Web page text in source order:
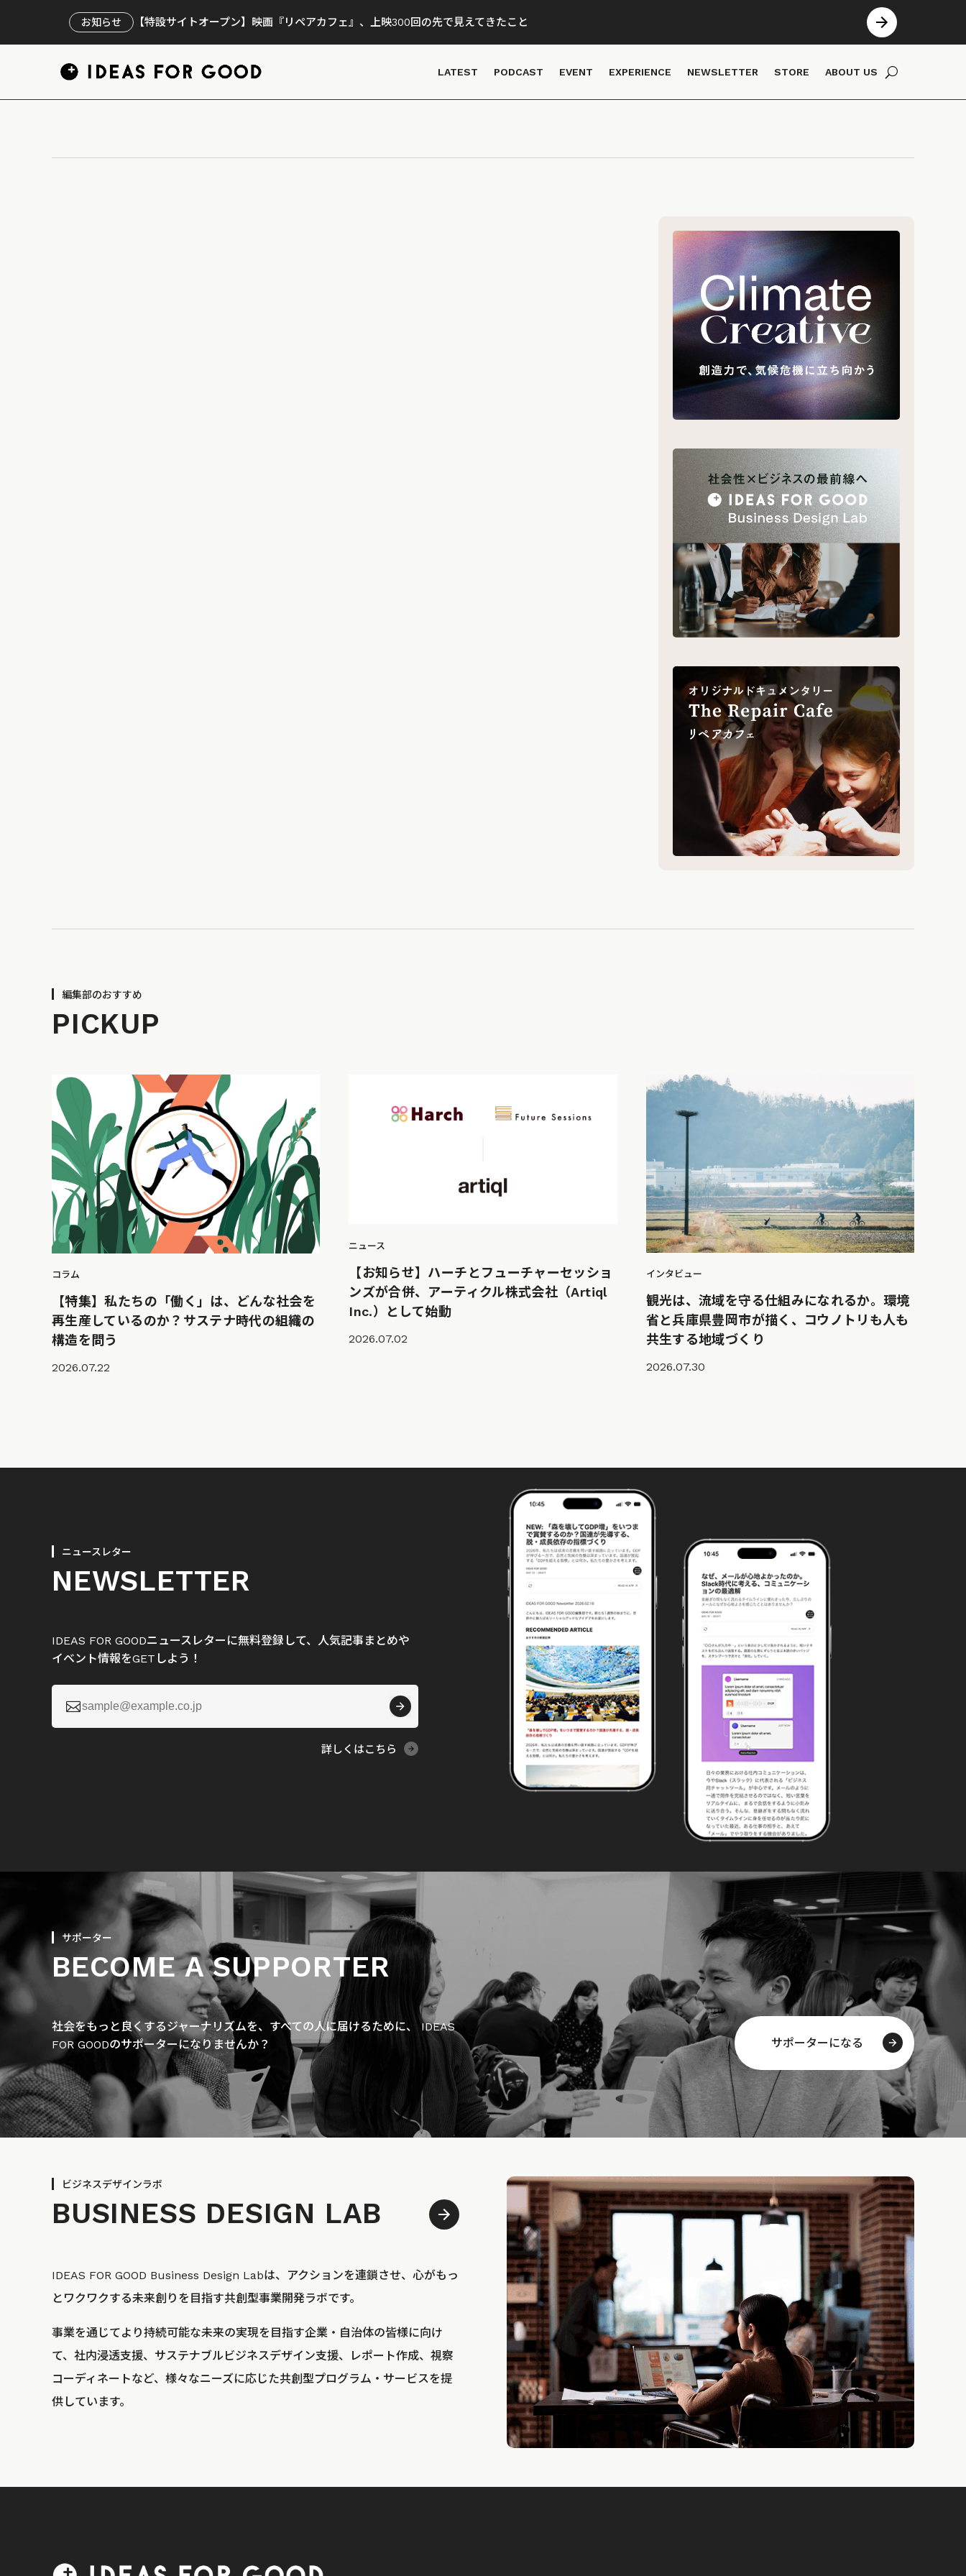
お知らせ 【特設サイトオープン】映画『リペアカフェ』、上映300回の先で見えてきたこと
LATEST PODCAST EVENT EXPERIENCE NEWSLETTER STORE ABOUT US
編集部のおすすめ
PICKUP
コラム
【特集】私たちの「働く」は、どんな社会を
再生産しているのか？サステナ時代の組織の
構造を問う
2026.07.22
ニュース
【お知らせ】ハーチとフューチャーセッショ
ンズが合併、アーティクル株式会社（Artiql
Inc.）として始動
2026.07.02
インタビュー
観光は、流域を守る仕組みになれるか。環境
省と兵庫県豊岡市が描く、コウノトリも人も
共生する地域づくり
2026.07.30
ニュースレター
NEWSLETTER
IDEAS FOR GOODニュースレターに無料登録して、人気記事まとめや
イベント情報をGETしよう！

詳しくはこちら
サポーター
BECOME A SUPPORTER
社会をもっと良くするジャーナリズムを、すべての人に届けるために、 IDEAS
FOR GOODのサポーターになりませんか？
サポーターになる
ビジネスデザインラボ
BUSINESS DESIGN LAB
IDEAS FOR GOOD Business Design Labは、アクションを連鎖させ、心がもっ
とワクワクする未来創りを目指す共創型事業開発ラボです。
事業を通じてより持続可能な未来の実現を目指す企業・自治体の皆様に向け
て、社内浸透支援、サステナブルビジネスデザイン支援、レポート作成、視察
コーディネートなど、様々なニーズに応じた共創型プログラム・サービスを提
供しています。